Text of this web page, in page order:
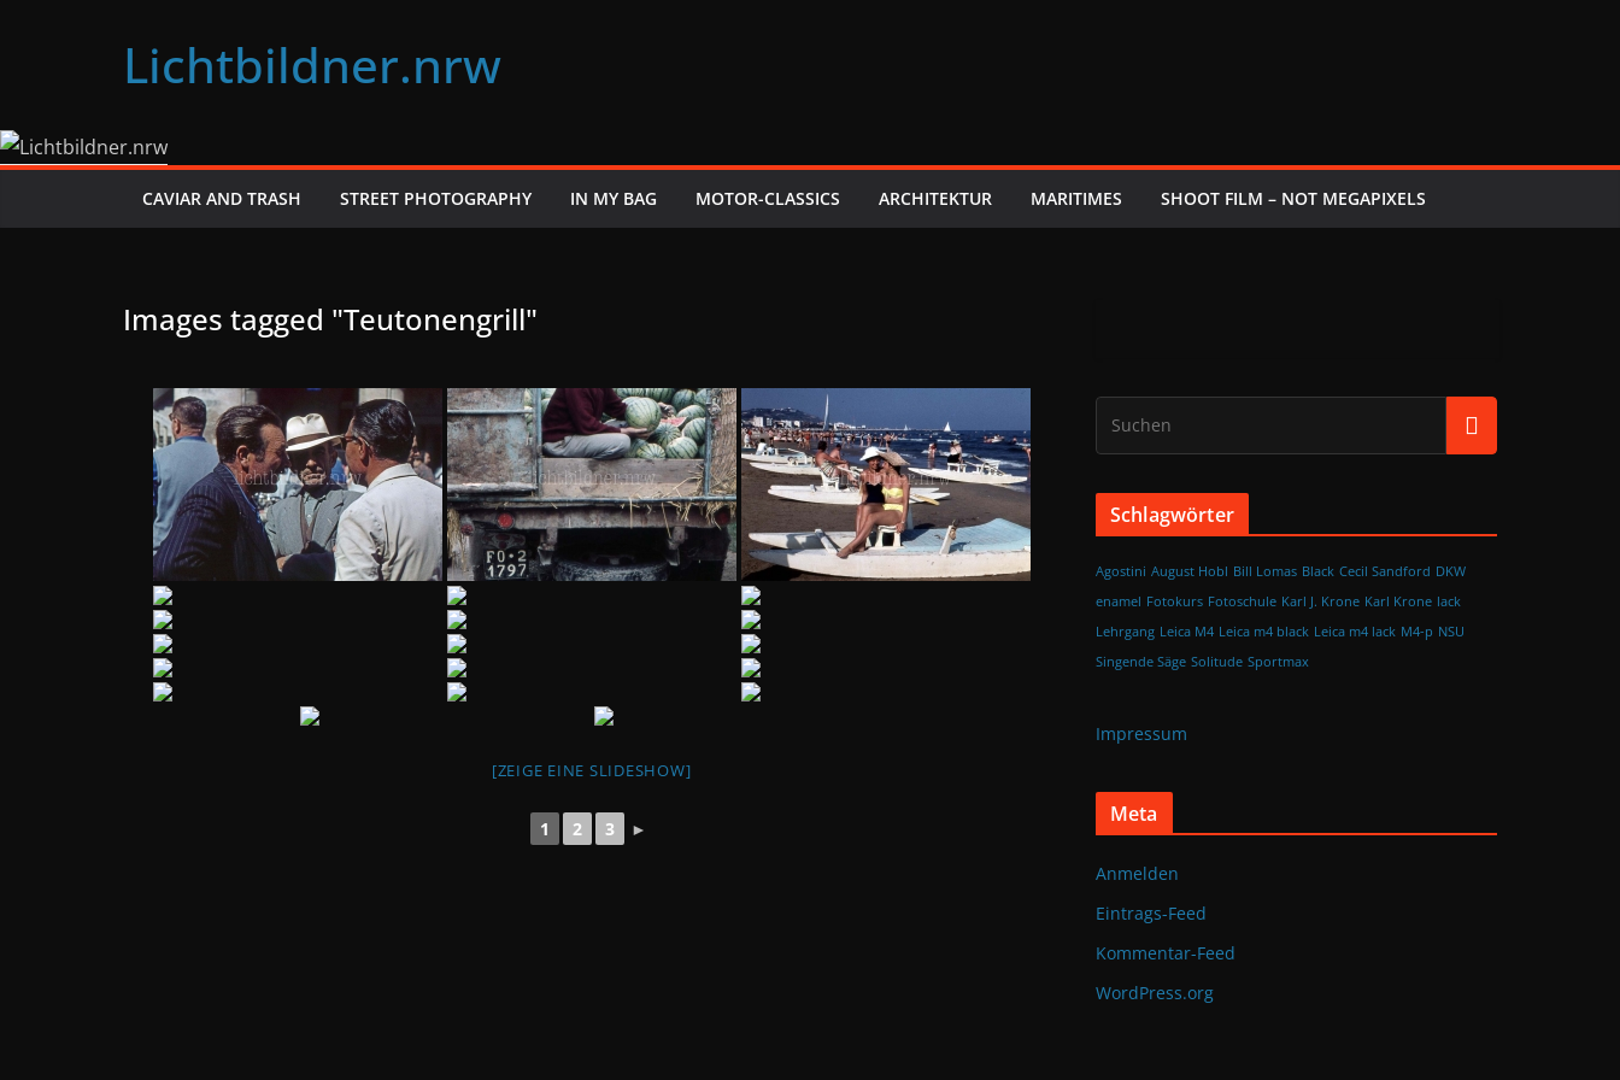
Lichtbildner.nrw
CAVIAR AND TRASH STREET PHOTOGRAPHY IN MY BAG MOTOR-CLASSICS ARCHITEKTUR MARITIMES SHOOT FILM – NOT MEGAPIXELS
Images tagged "Teutonengrill"
[ZEIGE EINE SLIDESHOW]
1 2 3 ►
Schlagwörter
Agostini August Hobl Bill Lomas Black Cecil Sandford DKW
enamel Fotokurs Fotoschule Karl J. Krone Karl Krone lack
Lehrgang Leica M4 Leica m4 black Leica m4 lack M4-p NSU
Singende Säge Solitude Sportmax
Impressum
Meta
Anmelden
Eintrags-Feed
Kommentar-Feed
WordPress.org